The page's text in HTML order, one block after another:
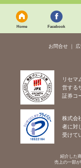
Home Facebook
お問合せ
リセマ
営する
証券コ
株式会
者に対
受けて
紹介した
売上の一部が